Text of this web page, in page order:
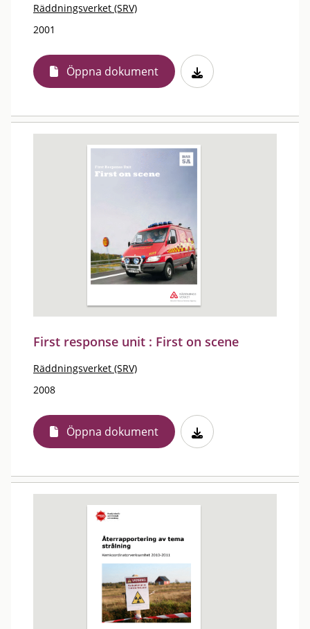
Räddningsverket (SRV)
2001
Öppna dokument
First response unit : First on scene
Räddningsverket (SRV)
2008
Öppna dokument